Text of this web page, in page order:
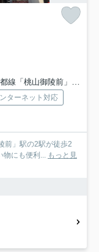
「桃山御陵前」駅 徒歩4分
ターネット対応
前」駅の2駅が徒歩2
物にも便利... もっと見